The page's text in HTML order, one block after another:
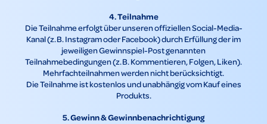
4. Teilnahme
Die Teilnahme erfolgt über unseren offiziellen Social-Media-
Kanal (z. B. Instagram oder Facebook) durch Erfüllung der im
jeweiligen Gewinnspiel-Post genannten
Teilnahmebedingungen (z. B. Kommentieren, Folgen, Liken).
Mehrfachteilnahmen werden nicht berücksichtigt.
Die Teilnahme ist kostenlos und unabhängig vom Kauf eines
Produkts.
5. Gewinn & Gewinnbenachrichtigung